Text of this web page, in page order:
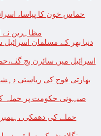
حماس خون کا پیاسا،
مظاہرین نے
دنیا بھر کے مسلمان
اسرائیل میں سائرن بج
حملے کی دھمکی